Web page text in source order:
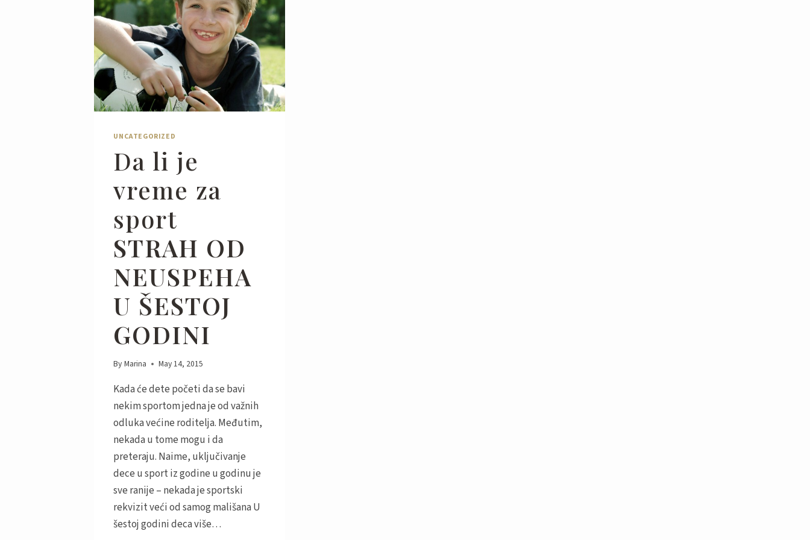
UNCATEGORIZED
Da li je
vreme za
sport
STRAH OD
NEUSPEHA
U ŠESTOJ
GODINI
By Marina May 14, 2015
Kada će dete početi da se bavi
nekim sportom jedna je od važnih
odluka većine roditelja. Međutim,
nekada u tome mogu i da
preteraju. Naime, uključivanje
dece u sport iz godine u godinu je
sve ranije – nekada je sportski
rekvizit veći od samog mališana U
šestoj godini deca više…